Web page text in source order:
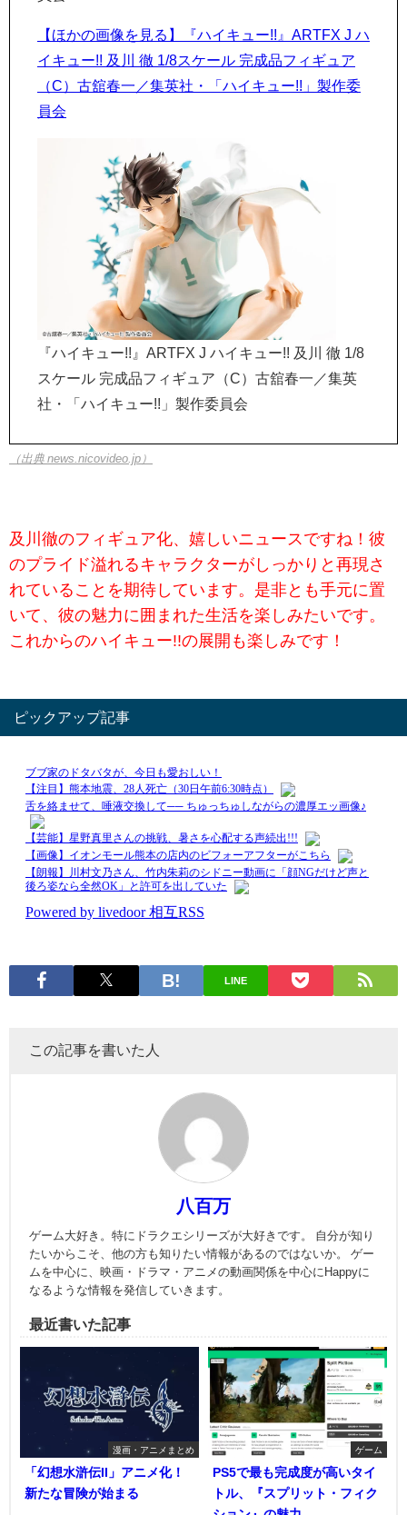
【ほかの画像を見る】『ハイキュー!!』ARTFX J ハ
イキュー!! 及川 徹 1/8スケール 完成品フィギュア
（C）古舘春一／集英社・「ハイキュー!!」製作委
員会
『ハイキュー!!』ARTFX J ハイキュー!! 及川 徹 1/8
スケール 完成品フィギュア（C）古舘春一／集英
社・「ハイキュー!!」製作委員会
（出典 news.nicovideo.jp）
及川徹のフィギュア化、嬉しいニュースですね！彼
のプライド溢れるキャラクターがしっかりと再現さ
れていることを期待しています。是非とも手元に置
いて、彼の魅力に囲まれた生活を楽しみたいです。
これからのハイキュー!!の展開も楽しみです！
ピックアップ記事
LINE
この記事を書いた人
八百万
ゲーム大好き。特にドラクエシリーズが大好きです。 自分が知り
たいからこそ、他の方も知りたい情報があるのではないか。 ゲー
ムを中心に、映画・ドラマ・アニメの動画関係を中心にHappyに
なるような情報を発信していきます。
最近書いた記事
漫画・アニメまとめ
「幻想水滸伝II」アニメ化！
新たな冒険が始まる
ゲーム
PS5で最も完成度が高いタイ
トル、『スプリット・フィク